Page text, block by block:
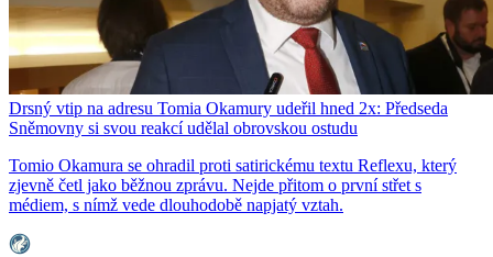
Drsný vtip na adresu Tomia Okamury udeřil hned 2x: Předseda
Sněmovny si svou reakcí udělal obrovskou ostudu
Tomio Okamura se ohradil proti satirickému textu Reflexu, který
zjevně četl jako běžnou zprávu. Nejde přitom o první střet s
médiem, s nímž vede dlouhodobě napjatý vztah.